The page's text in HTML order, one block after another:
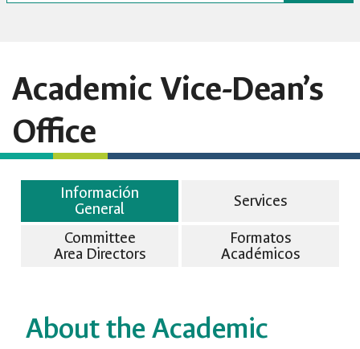
Academic Vice-Dean’s
Office
Información
General
Services
Committee
Area Directors
Formatos
Académicos
About the Academic